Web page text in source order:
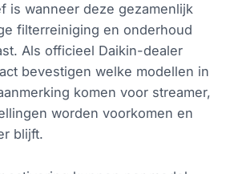
is wanneer deze gezamenlijk
filterreiniging en onderhoud
Als officieel Daikin-dealer
bevestigen welke modellen in
komen voor streamer,
worden voorkomen en
blijft.